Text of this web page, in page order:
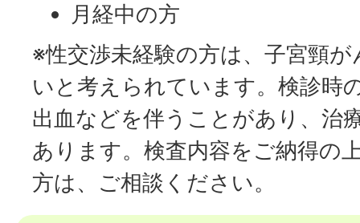
月経中の方
※性交渉未経験の方は、子宮頸
いと考えられています。検診時
出血などを伴うことがあり、治
あります。検査内容をご納得の
方は、ご相談ください。